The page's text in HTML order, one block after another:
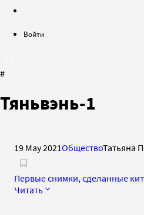
Войти
#
Тяньвэнь-1
19 May 2021ОбществоТатьяна
Первые снимки, сделанные
Читать